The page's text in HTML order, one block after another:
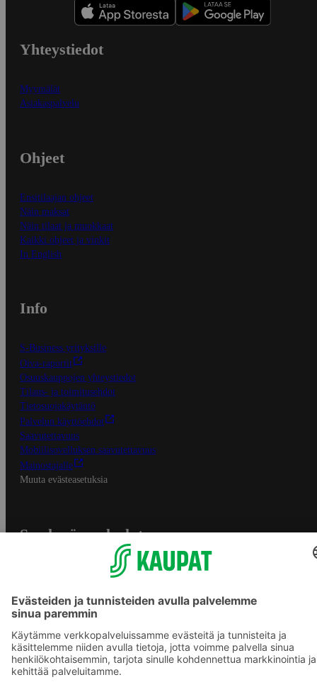
Yhteystiedot
Myymälät
Asiakaspalvelu
Ohjeet
Ensitilaajan ohjeet
Näin maksat
Näin tilaat ja muokkaat
Kaikki ohjeet ja vinkit
In English
Info
S-Business yrityksille
Oiva-raportit
Osuuskauppojen yhteystiedot
Tilaus- ja toimitusehdot
Tietosuojakäytäntö
Palvelun käyttöehdot
Saavutettavuus
Mobiilisovelluksen saavutettavuus
Mainostajalle
Muuta evästeasetuksia
S-ryhmän palvelut
Yhteishyvä Ruoka -sovellus
S-ostoslista -sovellus
Prisma.fi
Sokos.fi
S-Pankki